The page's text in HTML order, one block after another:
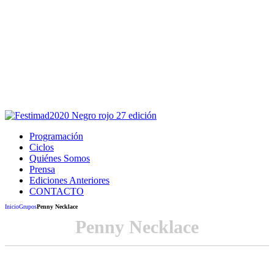
Programación
Ciclos
Quiénes Somos
Prensa
Ediciones Anteriores
CONTACTO
InicioGruposPenny Necklace
Penny Necklace